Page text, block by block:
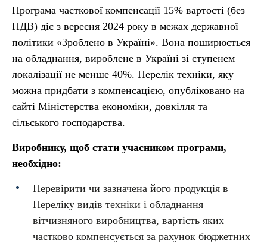
Програма часткової компенсації 15% вартості (без
ПДВ) діє з вересня 2024 року в межах державної
політики «Зроблено в Україні». Вона поширюється
на обладнання, вироблене в Україні зі ступенем
локалізації не менше 40%. Перелік техніки, яку
можна придбати з компенсацією, опубліковано на
сайті Міністерства економіки, довкілля та
сільського господарства.
Виробнику, щоб стати учасником програми,
необхідно:
Перевірити чи зазначена його продукція в
Переліку видів техніки і обладнання
вітчизняного виробництва, вартість яких
частково компенсується за рахунок бюджетних